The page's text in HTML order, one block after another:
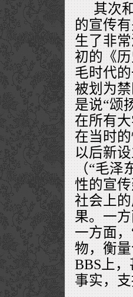
其次
的宣传
生了非
初的《
毛时代
被划为
是说“颂
在所有
在当时
以后新
（“毛泽
性的宣
社会上
果。一
一方面
物，衡
BBS上
事实，